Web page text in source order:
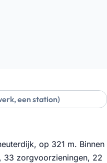
op 321 m. Binnen
33 zorgvoorzieningen, 22